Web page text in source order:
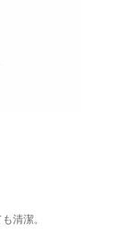
清潔。